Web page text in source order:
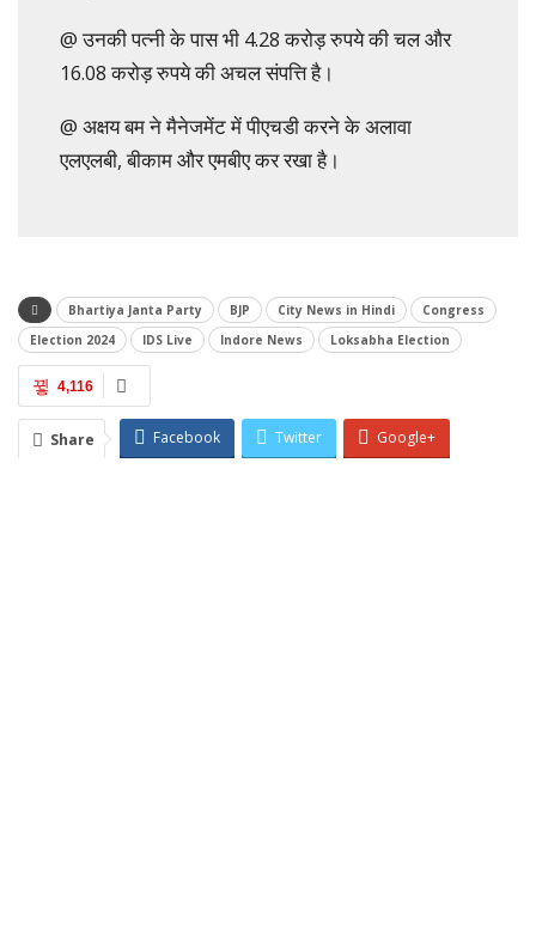
@ उनकी पत्नी के पास भी 4.28 करोड़ रुपये की चल और
16.08 करोड़ रुपये की अचल संपत्ति है।
@ अक्षय बम ने मैनेजमेंट में पीएचडी करने के अलावा
एलएलबी, बीकाम और एमबीए कर रखा है।
Bhartiya Janta Party BJP City News in Hindi
Congress
Election 2024
IDS Live Indore News Loksabha Election
4,116
Share Facebook Twitter Google+